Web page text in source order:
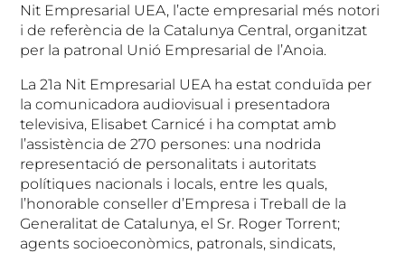
Nit Empresarial UEA, l’acte empresarial més notori
i de referència de la Catalunya Central, organitzat
per la patronal Unió Empresarial de l’Anoia.
La 21a Nit Empresarial UEA ha estat conduïda per
la comunicadora audiovisual i presentadora
televisiva, Elisabet Carnicé i ha comptat amb
l’assistència de 270 persones: una nodrida
representació de personalitats i autoritats
polítiques nacionals i locals, entre les quals,
l’honorable conseller d’Empresa i Treball de la
Generalitat de Catalunya, el Sr. Roger Torrent;
agents socioeconòmics, patronals, sindicats,